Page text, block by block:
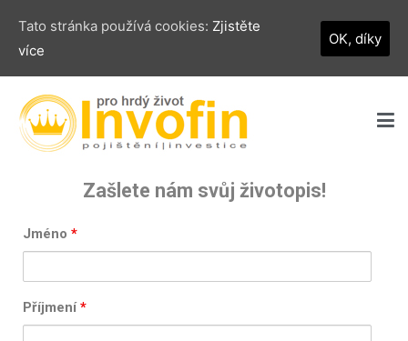
Zašlete nám svůj životopis!
Jméno *
Příjmení*
Tato stránka používá cookies: Zjistěte
více
OK, díky